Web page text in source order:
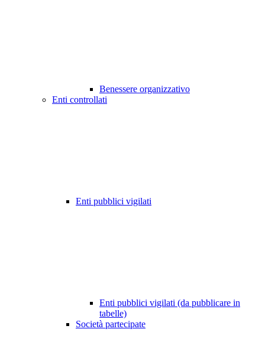
Benessere organizzativo
Enti controllati
Enti pubblici vigilati
Enti pubblici vigilati (da pubblicare in
tabelle)
Società partecipate